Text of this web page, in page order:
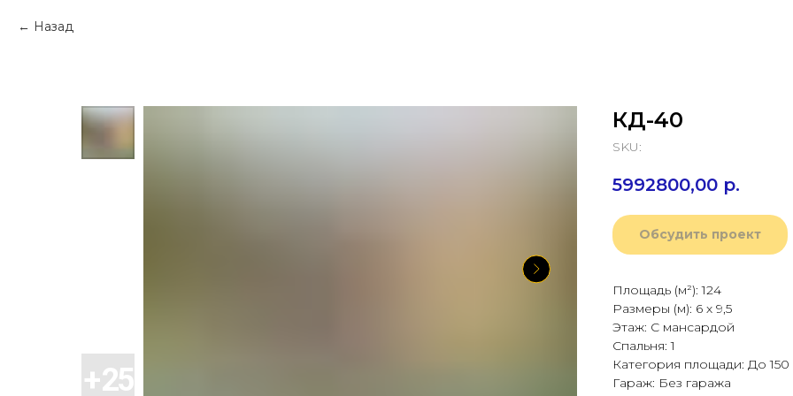
Назад
КД-40
SKU:
5992800,00 р.
Обсудить проект
Площадь (м²): 124
Размеры (м): 6 х 9,5
Этаж: С мансардой
Спальня: 1
Категория площади: До 150
Гараж: Без гаража